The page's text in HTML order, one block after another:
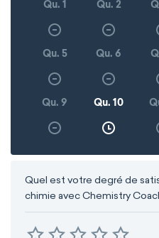
Qu. 1 Qu. 2
Qu. 5 Qu. 6
Qu. 9 Qu. 10
Quel est votre degré de
chimie avec Chemistry